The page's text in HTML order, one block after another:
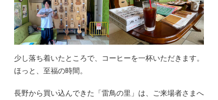
少し落ち着いたところで、コーヒーを一杯いただきます。
ほっと、至福の時間。
長野から買い込んできた「雷鳥の里」は、ご来場者さまへ